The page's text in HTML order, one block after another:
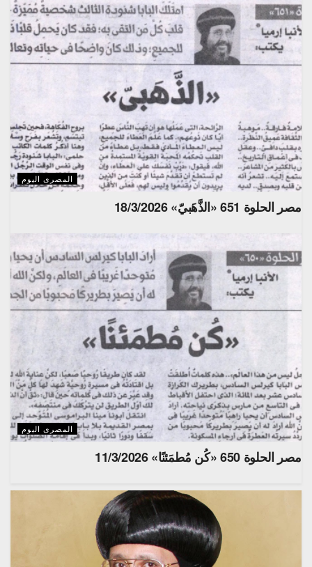
المصرى اليوم
مصر الحلوة 651 «الذَّهَبيّ» 18/3/2026
المصرى اليوم
مصر الحلوة 650 «كُن مُطمَئنًا» 11/3/2026